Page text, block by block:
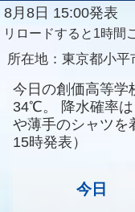
8月8日 15:00発表
リロードすると1時間
所在地： 東京都小平
今日の創価高等学
34℃。
降水確率は
や薄手のシャツを
15時発表）
今日